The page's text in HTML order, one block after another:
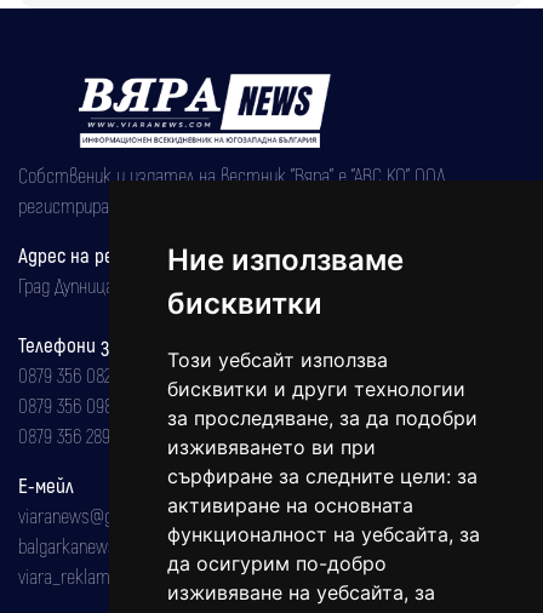
Ние използваме
бисквитки
Този уебсайт използва
бисквитки и други технологии
за проследяване, за да подобри
изживяването ви при
сърфиране за следните цели: за
активиране на основната
функционалност на уебсайта, за
да осигурим по-добро
изживяване на уебсайта, за
Собственик и издател на вестник "Вяра" е "АВС КО" ООД,
регистрирана на 08.05.2002 година.
Адрес на редакцията
Град Дупница, ул.''Христо Ботев" 43
Телефони за реклама и абонаменти
0879 356 082
0879 356 098
0879 356 289
Е-мейл
viaranews@gmail.com
balgarkanews@gmail.com
viara_reklama@mail.bg